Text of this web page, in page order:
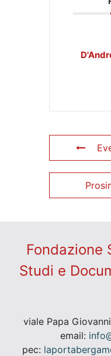
Fondazione
Studi e
viale Papa
email:
pec: